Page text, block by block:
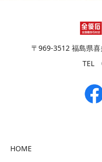
〒969-3512 福島県
TEL
HOME